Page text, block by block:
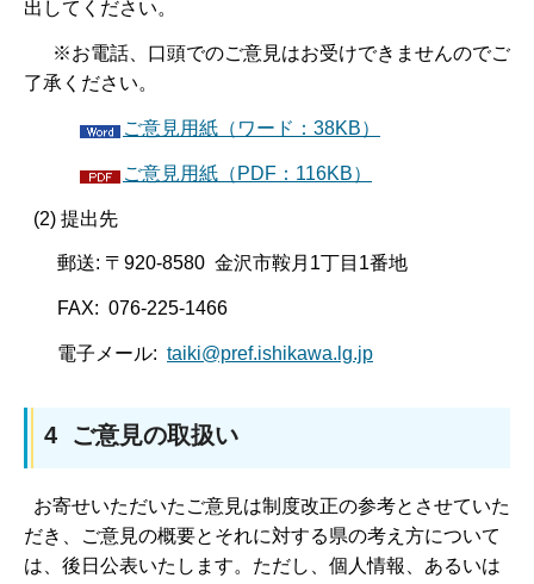
出してください。
※お電話、口頭でのご意見はお受けできませんのでご
了承ください。
ご意見用紙（ワード：38KB）
ご意見用紙（PDF：116KB）
(2) 提出先
郵送: 〒920-8580 金沢市鞍月1丁目1番地
FAX: 076-225-1466
電子メール: taiki@pref.ishikawa.lg.jp
4 ご意見の取扱い
お寄せいただいたご意見は制度改正の参考とさせていた
だき、ご意見の概要とそれに対する県の考え方について
は、後日公表いたします。ただし、個人情報、あるいは